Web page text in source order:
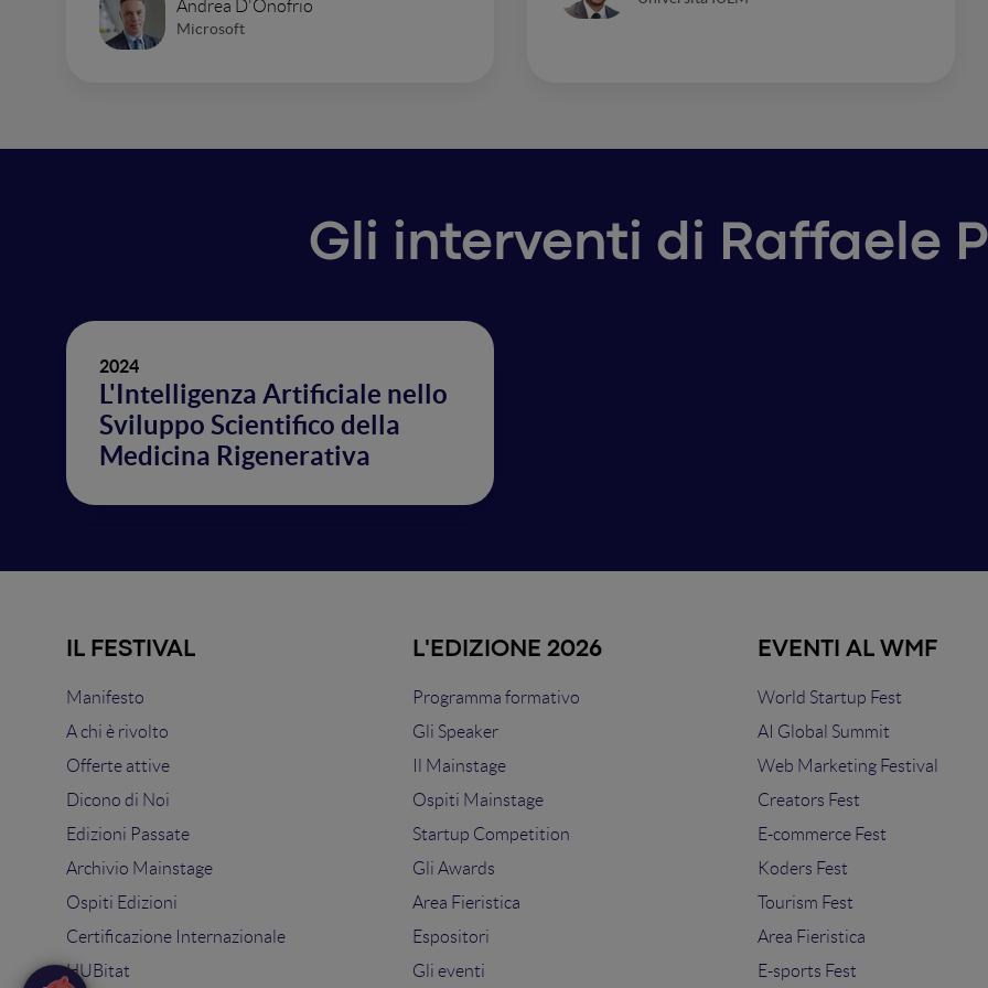
Andrea D'Onofrio
Microsoft
Gli interventi di Raffaele
2024
L'Intelligenza Artificiale nello
Sviluppo Scientifico della
Medicina Rigenerativa
IL FESTIVAL
Manifesto
A chi è rivolto
Offerte attive
Dicono di Noi
Edizioni Passate
Archivio Mainstage
Ospiti Edizioni
Certificazione Internazionale
HUBitat
L'EDIZIONE 2026
Programma formativo
Gli Speaker
Il Mainstage
Ospiti Mainstage
Startup Competition
Gli Awards
Area Fieristica
Espositori
Gli eventi
EVENTI AL WMF
World Startup Fest
AI Global Summit
Web Marketing Festival
Creators Fest
E-commerce Fest
Koders Fest
Tourism Fest
Area Fieristica
E-sports Fest